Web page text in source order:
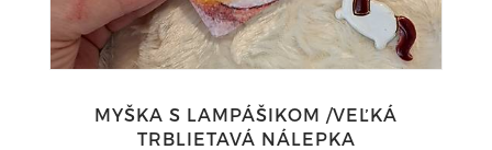
MYŠKA S LAMPÁŠIKOM /VEĽKÁ
TRBLIETAVÁ NÁLEPKA